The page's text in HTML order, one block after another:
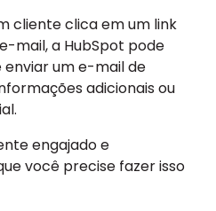
cliente clica em um link
mail, a HubSpot pode
um e-mail de
adicionais ou
engajado e
você precise fazer isso